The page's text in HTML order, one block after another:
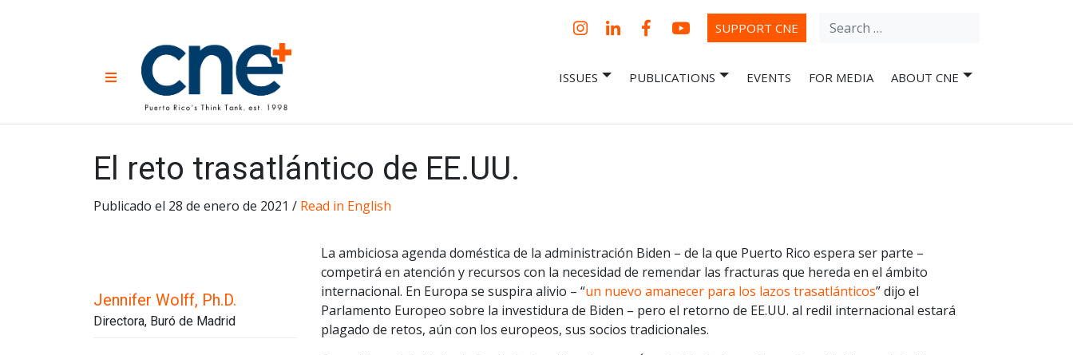
Instagram
LinkedInFacebookYouTubeSUPPORT CNE
Search
Una Nueva
for a New Economy
ISSUES PUBLICATIONS EVENTS FOR MEDIA ABOUT CNE
El reto trasatlántico de EE.UU.
Publicado el 28 de enero de 2021 / Read in English
Jennifer Wolff, Ph.D.
Directora, Buró de Madrid
La ambiciosa agenda doméstica de la administración Biden – de la que Puerto Rico espera ser parte –
competirá en atención y recursos con la necesidad de remendar las fracturas que hereda en el ámbito
internacional. En Europa se suspira alivio – “un nuevo amanecer para los lazos trasatlánticos” dijo el
Parlamento Europeo sobre la investidura de Biden – pero el retorno de EE.UU. al redil internacional estará
plagado de retos, aún con los europeos, sus socios tradicionales.